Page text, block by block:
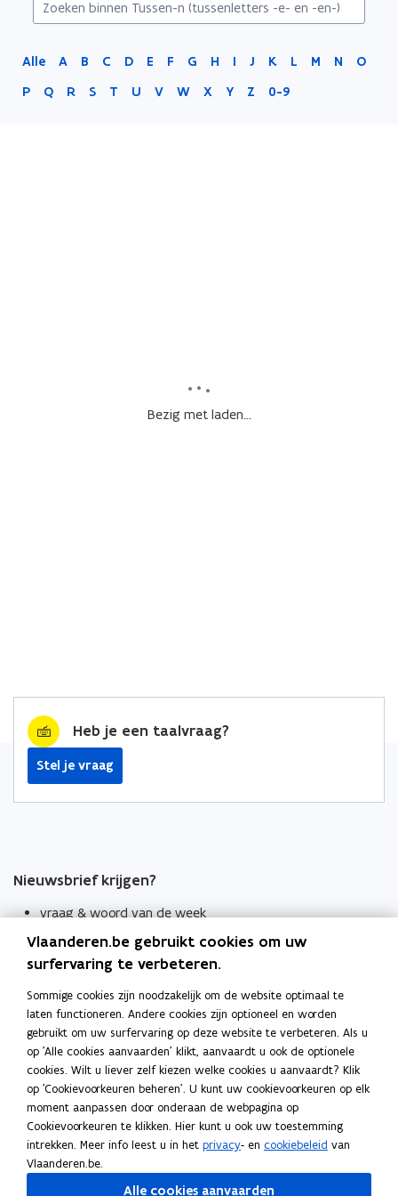
Alle A B C D E F G H I J K L M N
O
P
Q R S T U V W X Y Z 0-9
Bezig met laden...
Heb je een taalvraag?
Stel je vraag
Nieuwsbrief krijgen?
vraag & woord van de week
wekelijks in je mailbox
Schrijf je in
Thema's
Taaladviezen
Spellingregels
Tips voor duidelijke taal
Bekijk ook
Spellingtests
Vlaanderen.be gebruikt cookies om uw
surfervaring te verbeteren.
Sommige cookies zijn noodzakelijk om de website optimaal te
laten functioneren. Andere cookies zijn optioneel en worden
gebruikt om uw surfervaring op deze website te verbeteren. Als u
op 'Alle cookies aanvaarden' klikt, aanvaardt u ook de optionele
cookies. Wilt u liever zelf kiezen welke cookies u aanvaardt? Klik
op 'Cookievoorkeuren beheren'. U kunt uw cookievoorkeuren op elk
moment aanpassen door onderaan de webpagina op
Cookievoorkeuren te klikken. Hier kunt u ook uw toestemming
intrekken. Meer info leest u in het privacy- en cookiebeleid van
Vlaanderen.be.
Alle cookies aanvaarden